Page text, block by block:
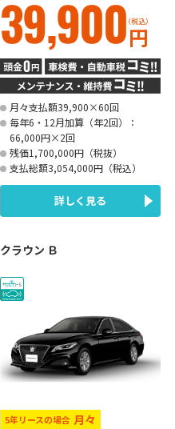
39,900円
（税込）
月々支払額39,900×60回
毎年6・12月加算（年2回）：
66,000円×2回
残価1,700,000円（税抜）
支払総額3,054,000円（税込）
詳しく見る
クラウン Ｂ
5年リースの場合 月々